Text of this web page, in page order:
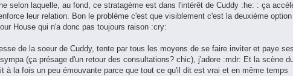
selon laquelle, au fond, ce stratagème est dans l'intérêt de Cuddy :he: : ça
leur relation. Bon le problème c'est que visiblement c'est la deuxième option
House qui n'a donc pas toujours raison :cry:
de la soeur de Cuddy, tente par tous les moyens de se faire inviter et paye ses
(ça présage d'un retour des consultations? chic), j'adore :mdr: Et la scène
à la fois un peu émouvante parce que tout ce qu'il dit est vrai et en même temps